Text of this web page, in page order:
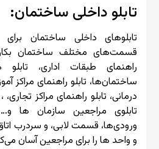
تابلو داخلی ساختمان:
تابلوهای داخلی ساختمان
قسمت‌های مختلف ساختمان
راهنمای طبقات اداری،
ساختمان‌ها، تابلو راهنمای مراکز
درمانی، تابلو راهنمای مراکز تجاری،
تابلوی مراجعین سازمان
ورودی‌ها، قسمت لابی، و سردرب
و واحد ها را برای مراجعین آسان